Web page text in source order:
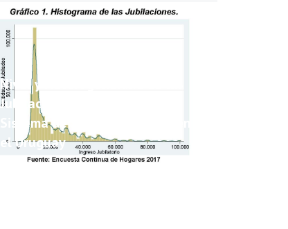
Nivel y Heterogeneidad de las
Jubilaciones y Pensiones del
Sistema de Seguridad Social en
el Uruguay